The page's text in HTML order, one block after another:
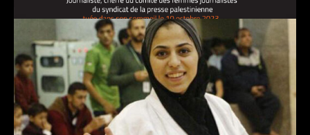
SALAM MEMA, journaliste
29 novembre 2023